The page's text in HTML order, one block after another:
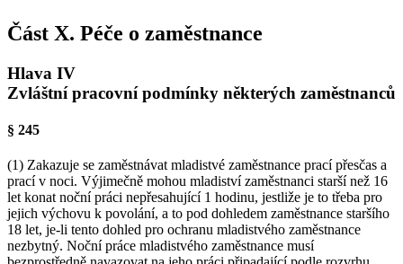
Část X. Péče o zaměstnance
Hlava IV
Zvláštní pracovní podmínky některých zaměstnanců
§ 245
(1) Zakazuje se zaměstnávat mladistvé zaměstnance prací přesčas a
prací v noci. Výjimečně mohou mladiství zaměstnanci starší než 16
let konat noční práci nepřesahující 1 hodinu, jestliže je to třeba pro
jejich výchovu k povolání, a to pod dohledem zaměstnance staršího
18 let, je-li tento dohled pro ochranu mladistvého zaměstnance
nezbytný. Noční práce mladistvého zaměstnance musí